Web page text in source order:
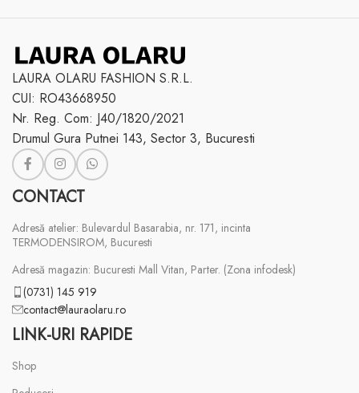
LAURA OLARU FASHION S.R.L.
CUI: RO43668950
Nr. Reg. Com: J40/1820/2021
Drumul Gura Putnei 143, Sector 3, Bucuresti
CONTACT
Adresă atelier: Bulevardul Basarabia, nr. 171, incinta
TERMODENSIROM, Bucuresti
Adresă magazin: Bucuresti Mall Vitan, Parter. (Zona infodesk)
(0731) 145 919
contact@lauraolaru.ro
LINK-URI RAPIDE
Shop